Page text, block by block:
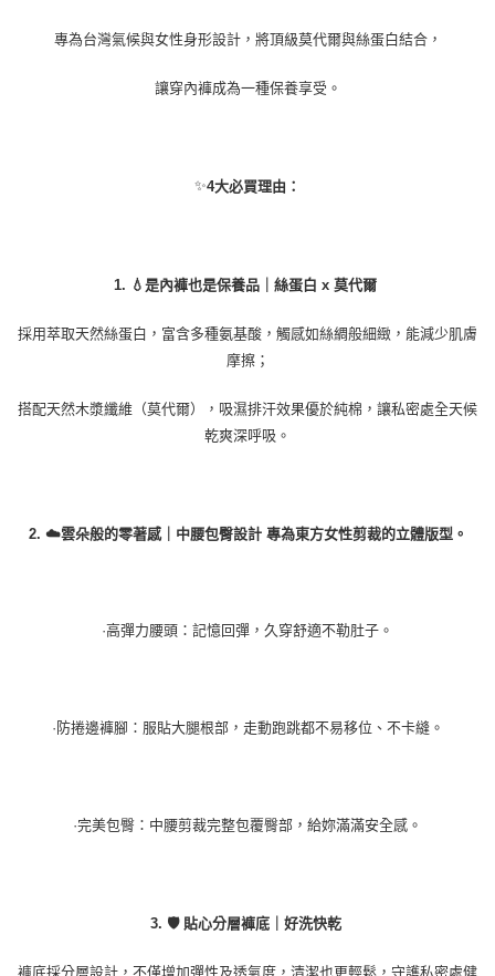
「AFTEE先享後付」，若未經同意申辦者引起之損失，本公司不負相關責
４．使用「AFTEE先享後付」時，將依據個別帳號之用戶狀況，依本公司即
時審查核予不同之上限額度；若仍有額度不足之情形，本公司將視審查結果
專為台灣氣候與女性身形設計，將頂級莫代爾與絲蛋白結合，
讓穿內褲成為一種保養享受。
✨4大必買理由：
1. 💧是內褲也是保養品｜絲蛋白 x 莫代爾
採用萃取天然絲蛋白，富含多種氨基酸，觸感如絲綢般細緻，能減少肌膚
摩擦；
搭配天然木漿纖維（莫代爾），吸濕排汗效果優於純棉，讓私密處全天候
乾爽深呼吸。
2. ☁️雲朵般的零著感｜中腰包臀設計 專為東方女性剪裁的立體版型。
·高彈力腰頭：記憶回彈，久穿舒適不勒肚子。
·防捲邊褲腳：服貼大腿根部，走動跑跳都不易移位、不卡縫。
·完美包臀：中腰剪裁完整包覆臀部，給妳滿滿安全感。
3. 🛡️ 貼心分層褲底｜好洗快乾
褲底採分層設計，不僅增加彈性及透氣度，清潔也更輕鬆，守護私密處健